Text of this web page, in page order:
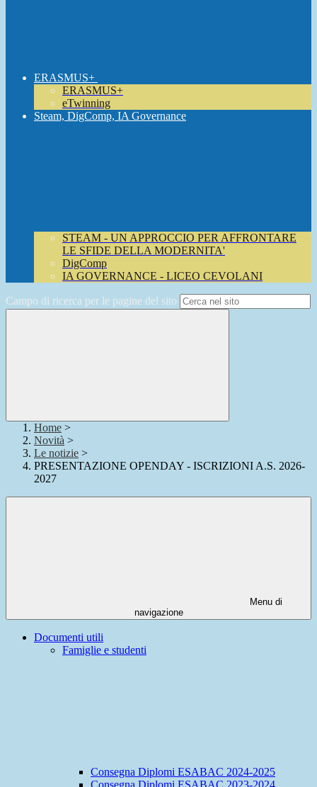
ERASMUS+
ERASMUS+
eTwinning
Steam, DigComp, IA Governance
STEAM - UN APPROCCIO PER AFFRONTARE
LE SFIDE DELLA MODERNITA'
DigComp
IA GOVERNANCE - LICEO CEVOLANI
Campo di ricerca per le pagine del sito
Home >
Novità >
Le notizie >
PRESENTAZIONE OPENDAY - ISCRIZIONI A.S. 2026-
2027
Menu di
navigazione
Documenti utili
Famiglie e studenti
Consegna Diplomi ESABAC 2024-2025